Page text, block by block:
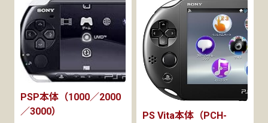
PSP本体（1000／2000
／3000）
PS Vita本体（PCH-